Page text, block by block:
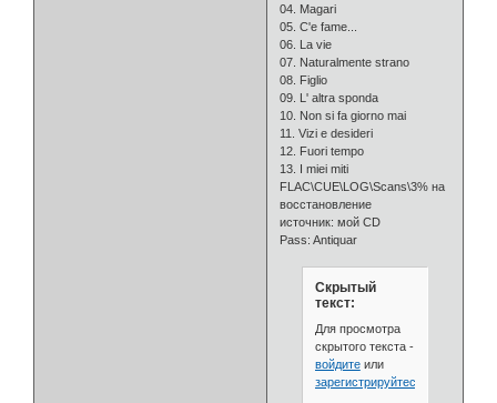
04. Magari
05. C'e fame...
06. La vie
07. Naturalmente strano
08. Figlio
09. L' altra sponda
10. Non si fa giorno mai
11. Vizi e desideri
12. Fuori tempo
13. I miei miti
FLAC\CUE\LOG\Scans\3% на
восстановление
источник: мой CD
Pass: Antiquar
Скрытый
текст:
Для просмотра
скрытого текста -
войдитеили
зарегистрируйтесь